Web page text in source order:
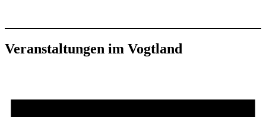
Veranstaltungen im Vogtland